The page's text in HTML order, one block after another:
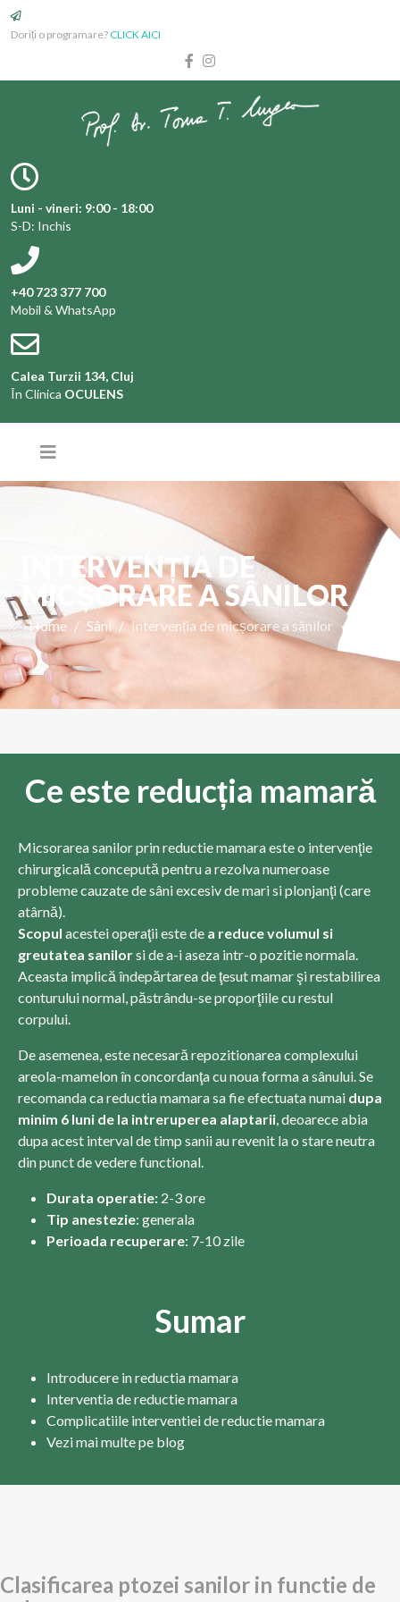
Doriți o programare? CLICK AICI
Luni - vineri: 9:00 - 18:00
S-D: Inchis
+40 723 377 700
Mobil & WhatsApp
Calea Turzii 134, Cluj
În Clinica OCULENS
INTERVENȚIA DE
MICȘORARE A SÂNILOR
Home Sâni Intervenția de micșorare a sânilor
Ce este reducția mamară
Micsorarea sanilor prin reductie mamara este o intervenţie
chirurgicală concepută pentru a rezolva numeroase
probleme cauzate de sâni excesiv de mari si plonjanţi (care
atârnă).
Scopul acestei operaţii este de a reduce volumul si
greutatea sanilorsi de a-i aseza intr-o pozitie normala.
Aceasta implică îndepărtarea de ţesut mamar şi restabilirea
conturului normal, păstrându-se proporţiile cu restul
corpului.
De asemenea, este necesară repozitionarea complexului
areola-mamelon în concordanţa cu noua forma a sânului. Se
recomanda ca reductia mamara sa fie efectuata numai dupa
minim 6 luni de la intreruperea alaptarii, deoarece abia
dupa acest interval de timp sanii au revenit la o stare neutra
din punct de vedere functional.
Durata operatie: 2-3 ore
Tip anestezie: generala
Perioada recuperare: 7-10 zile
Sumar
Introducere in reductia mamara
Interventia de reductie mamara
Complicatiile interventiei de reductie mamara
Vezi mai multe pe blog
Clasificarea ptozei sanilor in functie de